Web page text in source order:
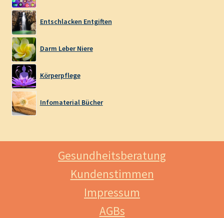
Entschlacken Entgiften
Darm Leber Niere
Körperpflege
Infomaterial Bücher
Gesundheitsberatung
Kundenstimmen
Impressum
AGBs